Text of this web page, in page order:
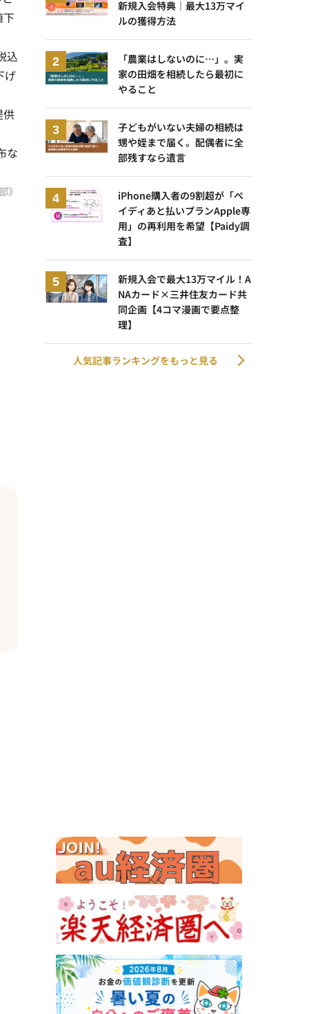
下
込
げ
供
な
》
新規入会特典｜最大13万マイ
ルの獲得方法
「農業はしないのに…」。実
家の田畑を相続したら最初に
やること
子どもがいない夫婦の相続は
甥や姪まで届く。配偶者に全
部残すなら遺言
iPhone購入者の9割超が「ペ
イディあと払いプランApple専
用」の再利用を希望【Paidy調
査】
新規入会で最大13万マイル！A
NAカード×三井住友カード共
同企画【4コマ漫画で要点整
理】
人気記事ランキングをもっと見る